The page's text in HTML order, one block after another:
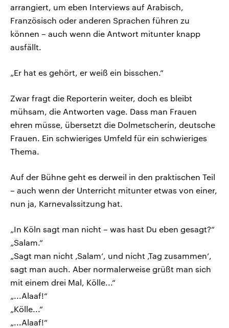
arrangiert, um eben Interviews auf Arabisch,
Französisch oder anderen Sprachen führen zu
können – auch wenn die Antwort mitunter knapp
ausfällt.
„Er hat es gehört, er weiß ein bisschen.“
Zwar fragt die Reporterin weiter, doch es bleibt
mühsam, die Antworten vage. Dass man Frauen
ehren müsse, übersetzt die Dolmetscherin, deutsche
Frauen. Ein schwieriges Umfeld für ein schwieriges
Thema.
Auf der Bühne geht es derweil in den praktischen Teil
– auch wenn der Unterricht mitunter etwas von einer,
nun ja, Karnevalssitzung hat.
„In Köln sagt man nicht – was hast Du eben gesagt?“
„Salam.“
„Sagt man nicht ‚Salam‘, und nicht ‚Tag zusammen‘,
sagt man auch. Aber normalerweise grüßt man sich
mit einem drei Mal, Kölle...“
„...Alaaf!“
„Kölle...“
„...Alaaf!“